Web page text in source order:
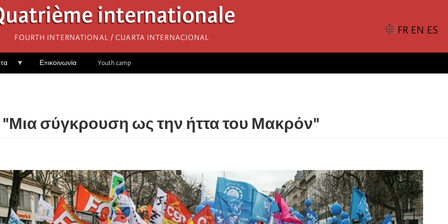
internationale
Fourth International / Cuarta Internacional
Επικοινωνία Youth camp
"Μια σύγκρουση ως την ήττα του Μακρόν"